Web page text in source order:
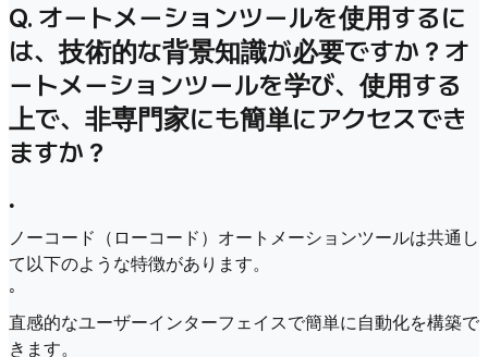
Q. オートメーションツールを使用するに
は、技術的な背景知識が必要ですか？オ
ートメーションツールを学び、使用する
上で、非専門家にも簡単にアクセスでき
ますか？
•
ノーコード（ローコード）オートメーションツールは共通し
て以下のような特徴があります。
◦
直感的なユーザーインターフェイスで簡単に自動化を構築で
きます。